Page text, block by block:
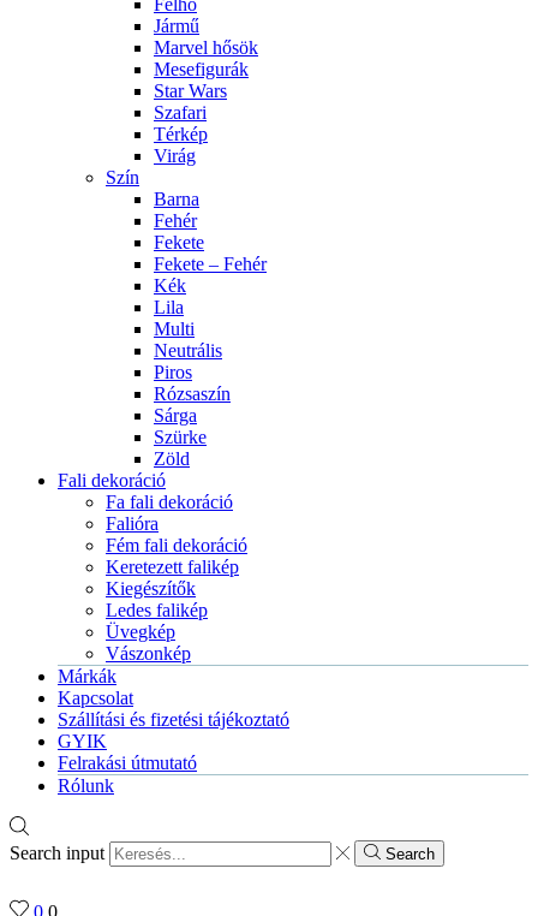
Felhő
Jármű
Marvel hősök
Mesefigurák
Star Wars
Szafari
Térkép
Virág
Szín
Barna
Fehér
Fekete
Fekete – Fehér
Kék
Lila
Multi
Neutrális
Piros
Rózsaszín
Sárga
Szürke
Zöld
Fali dekoráció
Fa fali dekoráció
Falióra
Fém fali dekoráció
Keretezett falikép
Kiegészítők
Ledes falikép
Üvegkép
Vászonkép
Márkák
Kapcsolat
Szállítási és fizetési tájékoztató
GYIK
Felrakási útmutató
Rólunk
Search input Search